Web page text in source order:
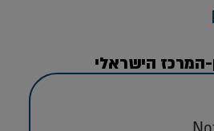
המרכז הישראלי